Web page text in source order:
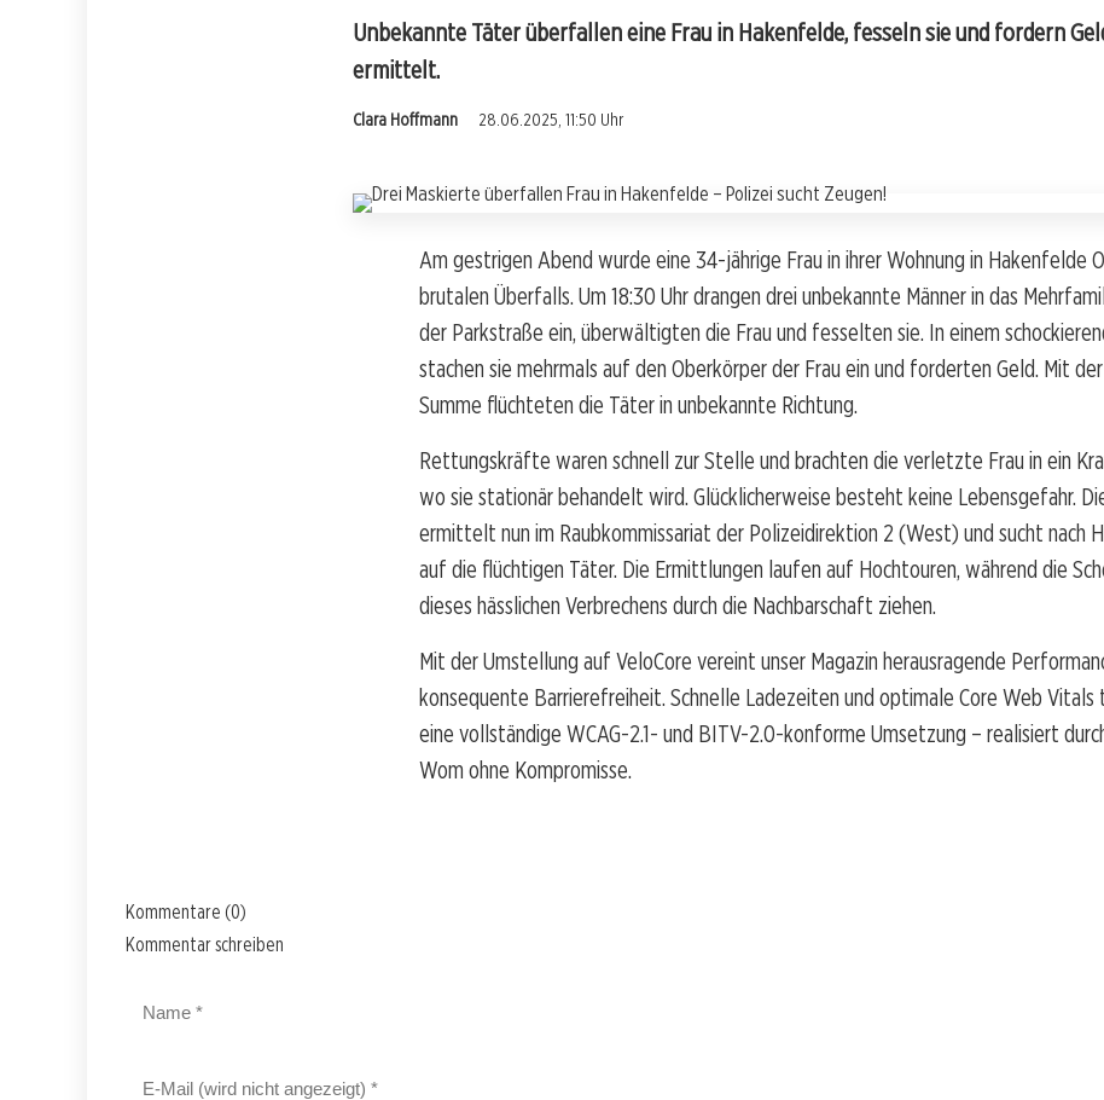
Unbekannte Täter überfallen eine Frau in Hakenfelde, fesseln sie und fordern
ermittelt.
Clara Hoffmann 28.06.2025, 11:50 Uhr
Am gestrigen Abend wurde eine 34-jährige Frau in ihrer Wohnung in Hakenfelde
brutalen Überfalls. Um 18:30 Uhr drangen drei unbekannte Männer in das
der Parkstraße ein, überwältigten die Frau und fesselten sie. In einem
stachen sie mehrmals auf den Oberkörper der Frau ein und forderten Geld. Mit
Summe flüchteten die Täter in unbekannte Richtung.
Rettungskräfte waren schnell zur Stelle und brachten die verletzte Frau in ein
wo sie stationär behandelt wird. Glücklicherweise besteht keine Lebensgefahr.
ermittelt nun im Raubkommissariat der Polizeidirektion 2 (West) und sucht nach
auf die flüchtigen Täter. Die Ermittlungen laufen auf Hochtouren, während die
dieses hässlichen Verbrechens durch die Nachbarschaft ziehen.
Mit der Umstellung auf VeloCore vereint unser Magazin herausragende
konsequente Barrierefreiheit. Schnelle Ladezeiten und optimale Core Web
eine vollständige WCAG-2.1- und BITV-2.0-konforme Umsetzung – realisiert
Wom ohne Kompromisse.
Kommentare (0)
Kommentar schreiben